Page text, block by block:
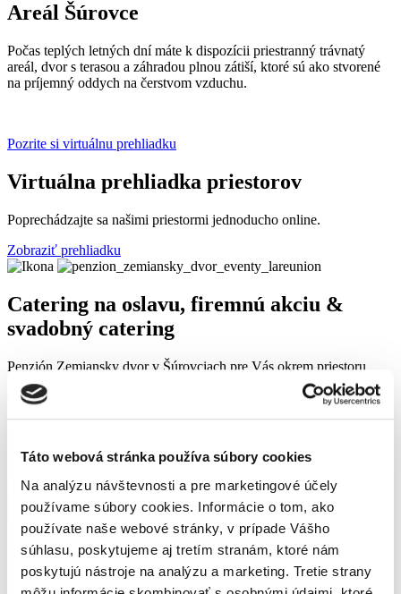
Táto webová stránka používa súbory cookies
Na analýzu návštevnosti a pre marketingové účely
používame súbory cookies. Informácie o tom, ako
používate naše webové stránky, v prípade Vášho
súhlasu, poskytujeme aj tretím stranám, ktoré nám
poskytujú nástroje na analýzu a marketing. Tretie strany
Areál Šúrovce
Počas teplých letných dní máte k dispozícii priestranný trávnatý
areál, dvor s terasou a záhradou plnou zátiší, ktoré sú ako stvorené
na príjemný oddych na čerstvom vzduchu.
Pozrite si virtuálnu prehliadku
Virtuálna prehliadka priestorov
Poprechádzajte sa našimi priestormi jednoducho online.
Zobraziť prehliadku
Catering na oslavu, firemnú akciu &
svadobný catering
Penzión Zemiansky dvor v Šúrovciach pre Vás okrem priestoru
zabezpečí i komplexné
pre vašu svadbu, firemný
event, oslavu či inú súkromnú akciu.
Sezónne špeciality, kvalitné suroviny alebo overené klasiky. Vďaka
rokom skúseností sme pripravení pre vás pripraviť kompletné menu
o niekoľkých chodoch, menší raut alebo studenú kuchyňu podľa
želania.
Catering dodávateľ